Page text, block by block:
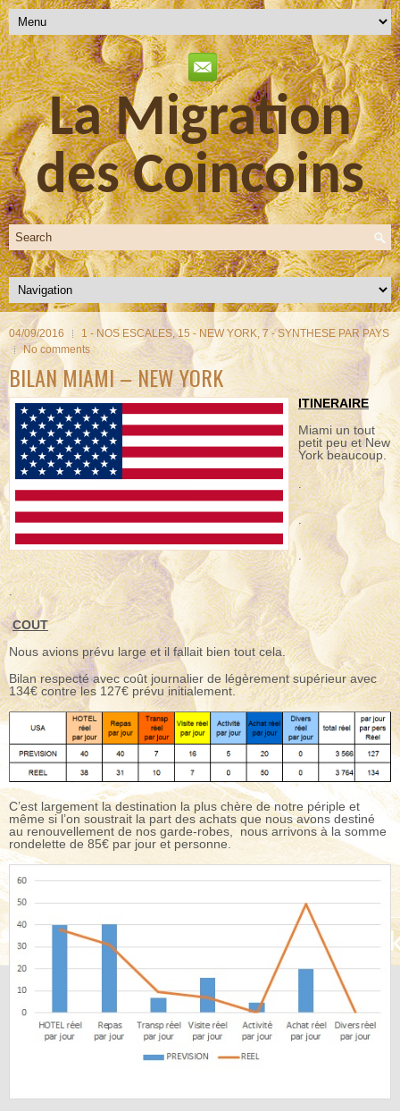
La Migration
des Coincoins
04/09/2016 1 - NOS ESCALES,15 - NEW YORK,7 - SYNTHESE PAR PAYS
No comments
BILAN MIAMI – NEW YORK
ITINERAIRE
Miami un tout
petit peu et New
York beaucoup.
.
.
.
.
COUT
Nous avions prévu large et il fallait bien tout cela.
Bilan respecté avec coût journalier de légèrement supérieur avec
134€ contre les 127€ prévu initialement.
C’est largement la destination la plus chère de notre périple et
même si l’on soustrait la part des achats que nous avons destiné
au renouvellement de nos garde-robes, nous arrivons à la somme
rondelette de 85€ par jour et personne.